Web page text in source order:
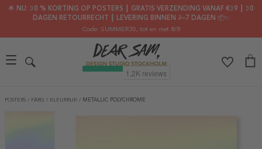
🌟 NU: 30 % KORTING OP POSTERS ┃ GRATIS VERZENDING VANAF €39 ┃ 30
DAGEN RETOURRECHT ┃ LEVERING BINNEN 2–7 DAGEN 📦✨
Code: SUMMER30, tot en met 8/8
POSTERS / FÄRG / KLEURRIJK / METALLIC POLYCHROME